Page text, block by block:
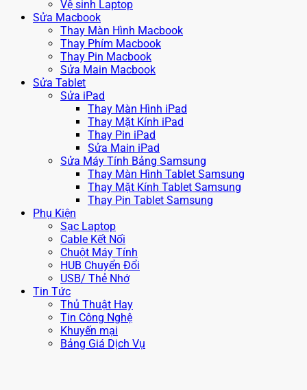
Vệ sinh Laptop
Sửa Macbook
Thay Màn Hình Macbook
Thay Phím Macbook
Thay Pin Macbook
Sửa Main Macbook
Sửa Tablet
Sửa iPad
Thay Màn Hình iPad
Thay Mặt Kính iPad
Thay Pin iPad
Sửa Main iPad
Sửa Máy Tính Bảng Samsung
Thay Màn Hình Tablet Samsung
Thay Mặt Kính Tablet Samsung
Thay Pin Tablet Samsung
Phụ Kiện
Sạc Laptop
Cable Kết Nối
Chuột Máy Tính
HUB Chuyển Đổi
USB/ Thẻ Nhớ
Tin Tức
Thủ Thuật Hay
Tin Công Nghệ
Khuyến mại
Bảng Giá Dịch Vụ